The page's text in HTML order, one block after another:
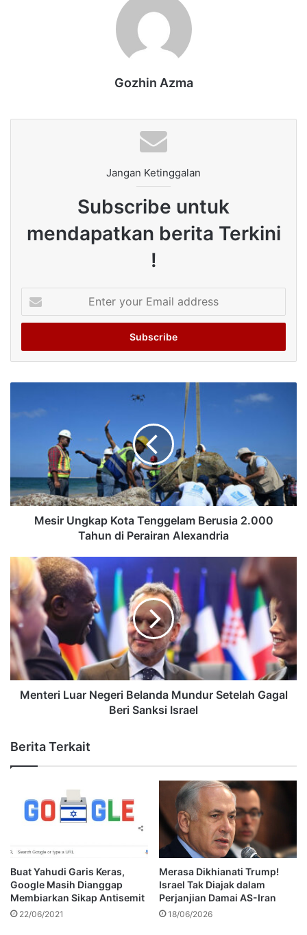
Gozhin Azma
Jangan Ketinggalan
Subscribe untuk
mendapatkan berita Terkini
!
your
Email
Mesir Ungkap Kota Tenggelam Berusia 2.000
Tahun di Perairan Alexandria
Menteri Luar Negeri Belanda Mundur Setelah Gagal
Beri Sanksi Israel
Berita Terkait
Buat Yahudi Garis Keras,
Google Masih Dianggap
Membiarkan Sikap Antisemit
22/06/2021
Merasa Dikhianati Trump!
Israel Tak Diajak dalam
Perjanjian Damai AS-Iran
18/06/2026